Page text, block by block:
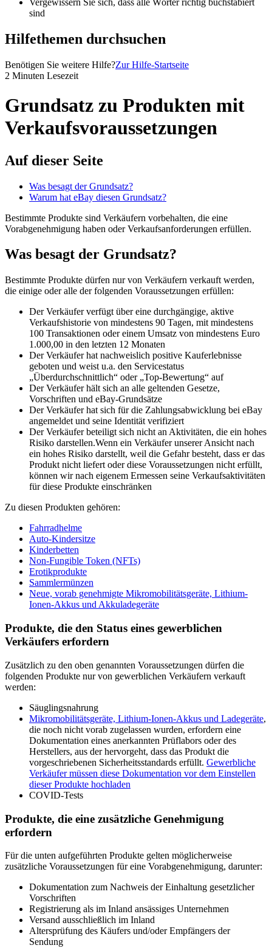
Vergewissern Sie sich, dass alle Wörter richtig buchstabiert
sind
Hilfethemen durchsuchen
Benötigen Sie weitere Hilfe?Zur Hilfe-Startseite
2 Minuten Lesezeit
Grundsatz zu Produkten mit
Verkaufsvoraussetzungen
Auf dieser Seite
Was besagt der Grundsatz?
Warum hat eBay diesen Grundsatz?
Bestimmte Produkte sind Verkäufern vorbehalten, die eine
Vorabgenehmigung haben oder Verkaufsanforderungen erfüllen.
Was besagt der Grundsatz?
Bestimmte Produkte dürfen nur von Verkäufern verkauft werden,
die einige oder alle der folgenden Voraussetzungen erfüllen:
Der Verkäufer verfügt über eine durchgängige, aktive
Verkaufshistorie von mindestens 90 Tagen, mit mindestens
100 Transaktionen oder einem Umsatz von mindestens Euro
1.000,00 in den letzten 12 Monaten
Der Verkäufer hat nachweislich positive Kauferlebnisse
geboten und weist u.a. den Servicestatus
„Überdurchschnittlich“ oder „Top-Bewertung“ auf
Der Verkäufer hält sich an alle geltenden Gesetze,
Vorschriften und eBay-Grundsätze
Der Verkäufer hat sich für die Zahlungsabwicklung bei eBay
angemeldet und seine Identität verifiziert
Der Verkäufer beteiligt sich nicht an Aktivitäten, die ein hohes
Risiko darstellen.Wenn ein Verkäufer unserer Ansicht nach
ein hohes Risiko darstellt, weil die Gefahr besteht, dass er das
Produkt nicht liefert oder diese Voraussetzungen nicht erfüllt,
können wir nach eigenem Ermessen seine Verkaufsaktivitäten
für diese Produkte einschränken
Zu diesen Produkten gehören:
Fahrradhelme
Auto-Kindersitze
Kinderbetten
Non-Fungible Token (NFTs)
Erotikprodukte
Sammlermünzen
Neue, vorab genehmigte Mikromobilitätsgeräte, Lithium-
Ionen-Akkus und Akkuladegeräte
Produkte, die den Status eines gewerblichen
Verkäufers erfordern
Zusätzlich zu den oben genannten Voraussetzungen dürfen die
folgenden Produkte nur von gewerblichen Verkäufern verkauft
werden:
Säuglingsnahrung
Mikromobilitätsgeräte, Lithium-Ionen-Akkus und Ladegeräte,
die noch nicht vorab zugelassen wurden, erfordern eine
Dokumentation eines anerkannten Prüflabors oder des
Herstellers, aus der hervorgeht, dass das Produkt die
vorgeschriebenen Sicherheitsstandards erfüllt. Gewerbliche
Verkäufer müssen diese Dokumentation vor dem Einstellen
dieser Produkte hochladen
COVID-Tests
Produkte, die eine zusätzliche Genehmigung
erfordern
Für die unten aufgeführten Produkte gelten möglicherweise
zusätzliche Voraussetzungen für eine Vorabgenehmigung, darunter:
Dokumentation zum Nachweis der Einhaltung gesetzlicher
Vorschriften
Registrierung als im Inland ansässiges Unternehmen
Versand ausschließlich im Inland
Altersprüfung des Käufers und/oder Empfängers der
Sendung